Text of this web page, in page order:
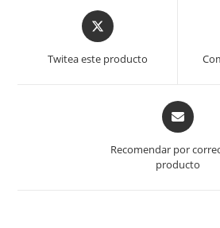
Opens
in
new
Twitea este producto
Opens
in
new
Recomendar por
producto